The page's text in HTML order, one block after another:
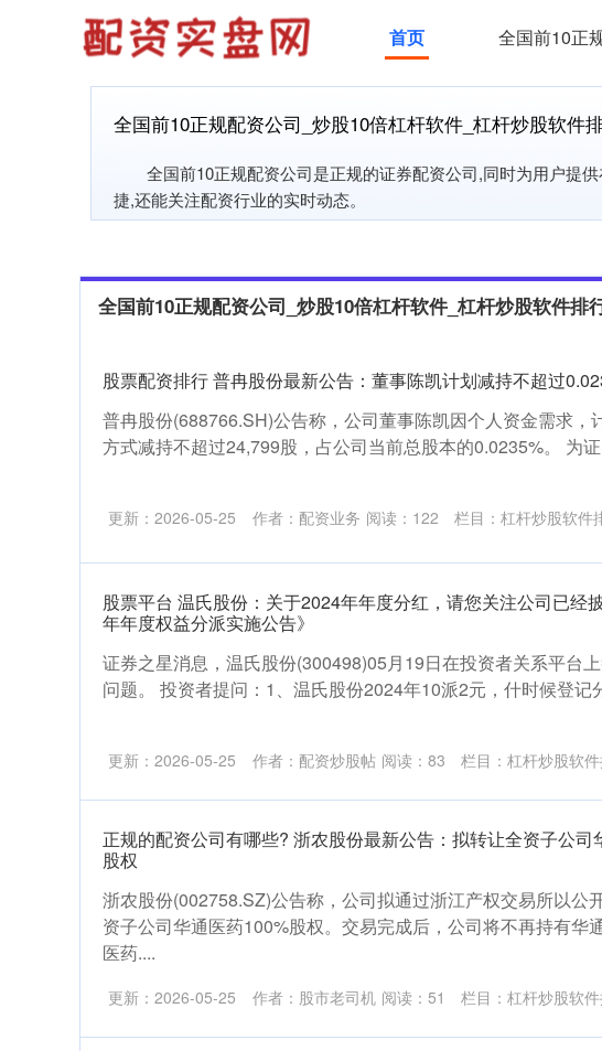
首页 全国前10正
全国前10正规配资公司_炒股10倍杠杆软件_杠杆炒股软件
全国前10正规配资公司是正规的证券配资公司,同时为用户提
捷,还能关注配资行业的实时动态。
全国前10正规配资公司_炒股10倍杠杆软件_杠杆炒股软件排
股票配资排行 普冉股份最新公告：董事陈凯计划减持不超过
普冉股份(688766.SH)公告称，公司董事陈凯因个人资金需求，
方式减持不超过24,799股，占公司当前总股本的0.0235%。 为
更新：2026-05-25 作者：配资业务 阅读： 122 栏目： 杠杆炒股软件
股票平台 温氏股份：关于2024年年度分红，请您关注公司已经
年年度权益分派实施公告》
证券之星消息，温氏股份(300498)05月19日在投资者关系平台
问题。 投资者提问：1、温氏股份2024年10派2元，什时候登记
更新：2026-05-25 作者：配资炒股帖 阅读： 83 栏目： 杠杆炒股软
正规的配资公司有哪些? 浙农股份最新公告：拟转让全资子公司
股权
浙农股份(002758.SZ)公告称，公司拟通过浙江产权交易所以公
资子公司华通医药100%股权。交易完成后，公司将不再持有华
医药....
更新：2026-05-25 作者：股市老司机 阅读： 51 栏目： 杠杆炒股软